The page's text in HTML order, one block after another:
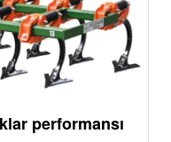
performansı